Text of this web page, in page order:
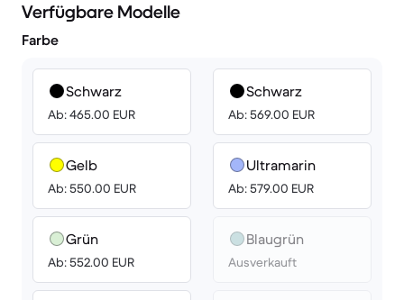
Verfügbare Modelle
Farbe
Schwarz
Ab: 465.00 EUR
Gelb
Ab: 550.00 EUR
Grün
Ab: 552.00 EUR
Schwarz
Ab: 569.00 EUR
Ultramarin
Ab: 579.00 EUR
Blaugrün
Ausverkauft